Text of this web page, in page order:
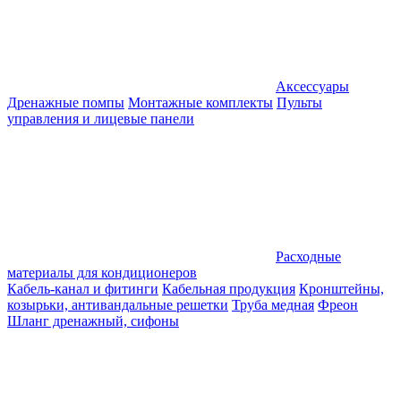
Аксессуары
Дренажные помпы Монтажные комплекты Пульты
управления и лицевые панели
Расходные
материалы для кондиционеров
Кабель-канал и фитинги Кабельная продукция Кронштейны,
козырьки, антивандальные решетки Труба медная Фреон
Шланг дренажный, сифоны